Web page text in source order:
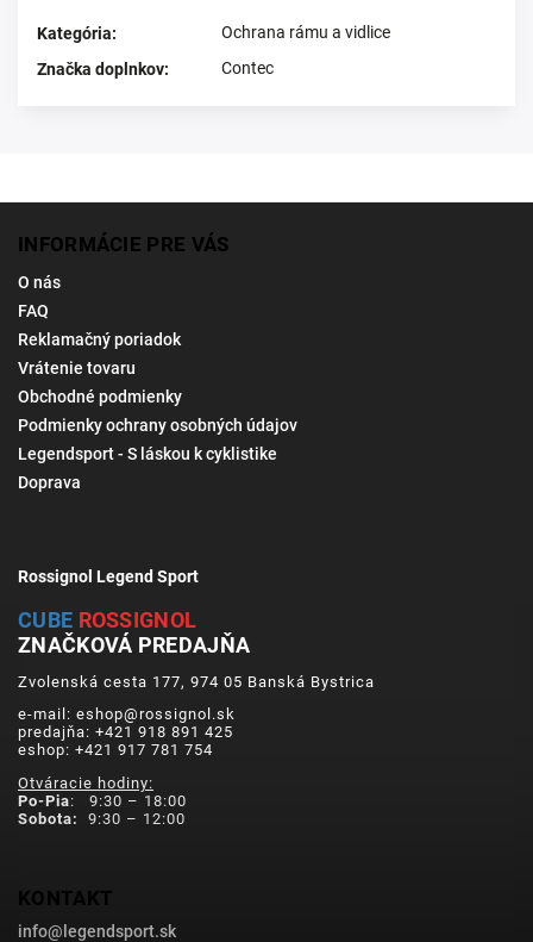
Kategória:
Ochrana rámu a vidlice
Značka doplnkov: Contec
INFORMÁCIE PRE VÁS
O nás
FAQ
Reklamačný poriadok
Vrátenie tovaru
Obchodné podmienky
Podmienky ochrany osobných údajov
Legendsport - S láskou k cyklistike
Doprava
Rossignol Legend Sport
CUBE ROSSIGNOL
ZNAČKOVÁ PREDAJŇA
Zvolenská cesta 177, 974 05 Banská Bystrica
e-mail: eshop@rossignol.sk
predajňa: +421 918 891 425
eshop: +421 917 781 754
Otváracie hodiny:
Po-Pia: 9:30 – 18:00
Sobota:
9:30 – 12:00
KONTAKT
info@ legendsport.sk